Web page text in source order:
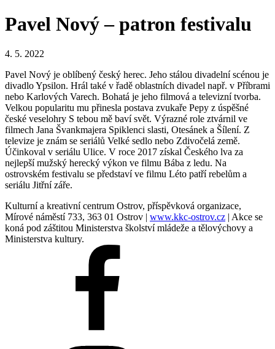
Pavel Nový – patron festivalu
4. 5. 2022
Pavel Nový je oblíbený český herec. Jeho stálou divadelní scénou je
divadlo Ypsilon. Hrál také v řadě oblastních divadel např. v Příbrami
nebo Karlových Varech. Bohatá je jeho filmová a televizní tvorba.
Velkou popularitu mu přinesla postava zvukaře Pepy z úspěšné
české veselohry S tebou mě baví svět. Výrazné role ztvárnil ve
filmech Jana Švankmajera Spiklenci slasti, Otesánek a Šílení. Z
televize je znám se seriálů Velké sedlo nebo Zdivočelá země.
Účinkoval v seriálu Ulice. V roce 2017 získal Českého lva za
nejlepší mužský herecký výkon ve filmu Bába z ledu. Na
ostrovském festivalu se představí ve filmu Léto patří rebelům a
seriálu Jitřní záře.
Kulturní a kreativní centrum Ostrov, příspěvková organizace,
Mírové náměstí 733, 363 01 Ostrov | www.kkc-ostrov.cz | Akce se
koná pod záštitou Ministerstva školství mládeže a tělovýchovy a
Ministerstva kultury.